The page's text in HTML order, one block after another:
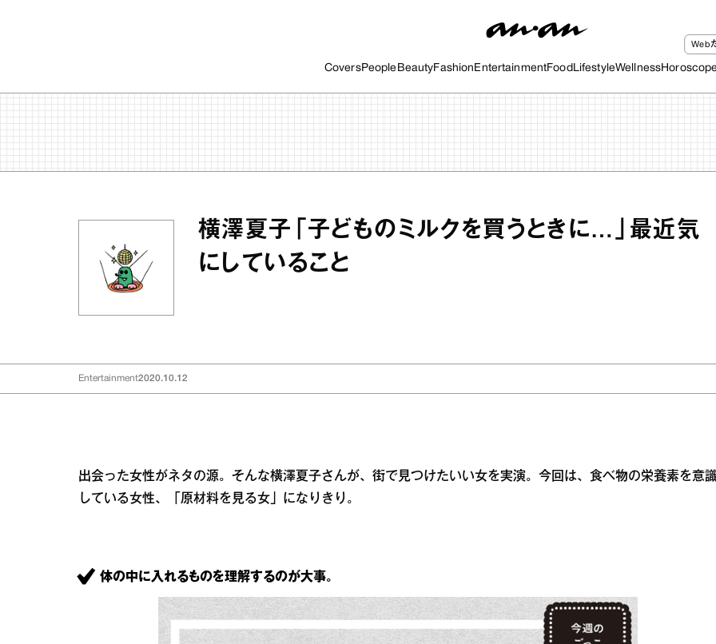
CoversPeople BeautyFashion EntertainmentFood LifestyleWellness
Web
横澤夏子「子どものミルクを買うときに…」最近気
にしていること
Entertainment2020.10.12
出会った女性がネタの源。そんな横澤夏子さんが、街で見つけたいい女を実演。今回は、食べ物の栄養素を意
している女性、「原材料を見る女」になりきり。
体の中に入れるものを理解するのが大事。